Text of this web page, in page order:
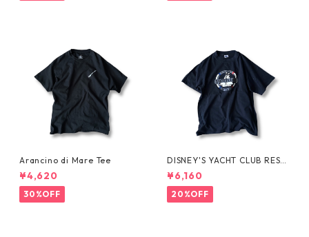
Arancino di Mare Tee
¥4,620
30%OFF
DISNEY'S YACHT CLUB RESO
RT Tee
¥6,160
20%OFF